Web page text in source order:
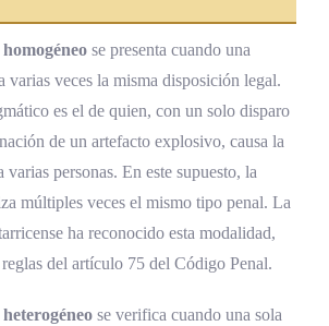
se presenta cuando una
varias veces la misma disposición legal.
es el de quien, con un solo disparo
de un artefacto explosivo, causa la
varias personas. En este supuesto, la
múltiples veces el mismo tipo penal. La
ha reconocido esta modalidad,
del artículo 75 del Código Penal.
se verifica cuando una sola